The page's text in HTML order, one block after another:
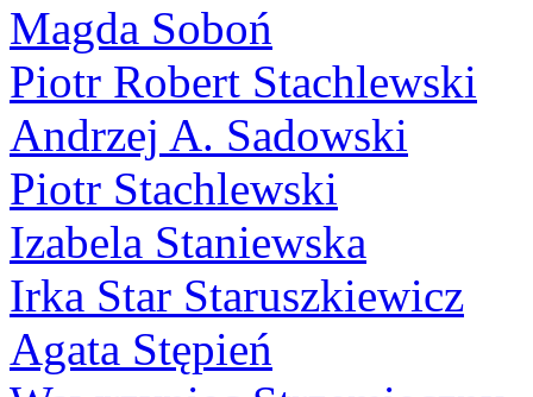
Magda Soboń
Piotr Robert Stachlewski
Andrzej A. Sadowski
Piotr Stachlewski
Izabela Staniewska
Irka Star Staruszkiewicz
Agata Stępień